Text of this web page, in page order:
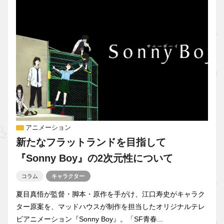
アニメーション
新たなフラットランドを目指して
『Sonny Boy』の2次元性について
コラム キャラクター
夏目真悟が監督・脚本・原作を手がけ、江口寿史がキャラク
ター原案を、マッドハウスが制作を担当したオリジナルテレ
ビアニメーション『Sonny Boy』。「SF青春...